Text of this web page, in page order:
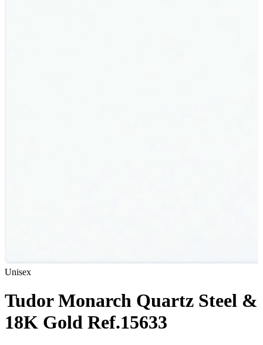
Unisex
Tudor Monarch Quartz Steel &
18K Gold Ref.15633